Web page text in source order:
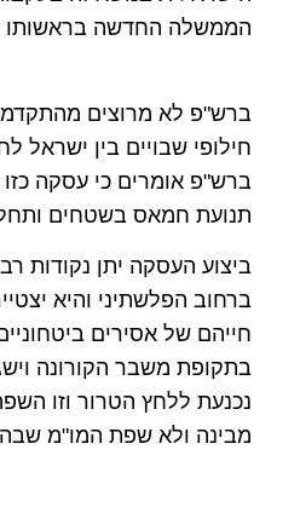
הממשלה החדשה בראשותו
ברש"פ לא מרוצים
חילופי שבויים בין ישראל
ברש"פ אומרים כי עסקה
תנועת חמאס בשטחים
ביצוע העסקה יתן נקודות
ברחוב הפלשתיני והיא
חייהם של אסירים
בתקופת משבר הקורונה
נכנעת ללחץ הטרור וזו
מבינה ולא שפת המו"מ